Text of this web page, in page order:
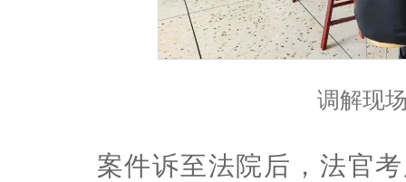
调解现
案件诉至法院后，法官